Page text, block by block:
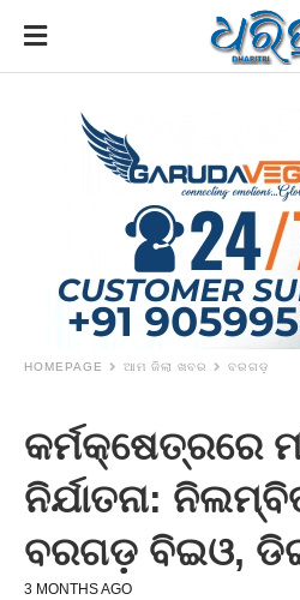
HOMEPAGE ଆମ ଜିଲା ଖବର ବରଗଡ଼
କର୍ମକ୍ଷେତ୍ରରେ
ନିର୍ଯାତନା:
ବରଗଡ଼ ବିଇଓ,
3 MONTHS AGO